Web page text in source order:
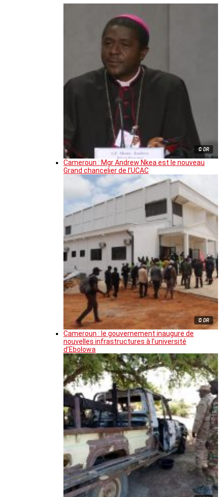
© DR
Cameroun : Mgr Andrew Nkea est le nouveau
Grand chancelier de l’UCAC
© DR
Cameroun : le gouvernement inaugure de
nouvelles infrastructures à l’université
d’Ebolowa